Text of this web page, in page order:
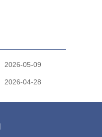
2026-05-09
2026-04-28